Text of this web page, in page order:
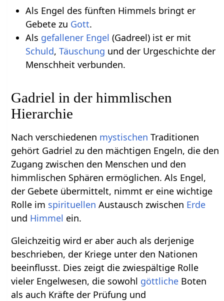
Als Engel des fünften Himmels bringt er
Gebete zu Gott.
Als gefallener Engel (Gadreel) ist er mit
Schuld, Täuschung und der Urgeschichte der
Menschheit verbunden.
Gadriel in der himmlischen
Hierarchie
Nach verschiedenen mystischen Traditionen
gehört Gadriel zu den mächtigen Engeln, die den
Zugang zwischen den Menschen und den
himmlischen Sphären ermöglichen. Als Engel,
der Gebete übermittelt, nimmt er eine wichtige
Rolle im spirituellen Austausch zwischen Erde
und Himmel ein.
Gleichzeitig wird er aber auch als derjenige
beschrieben, der Kriege unter den Nationen
beeinflusst. Dies zeigt die zwiespältige Rolle
vieler Engelwesen, die sowohl göttliche Boten
als auch Kräfte der Prüfung und